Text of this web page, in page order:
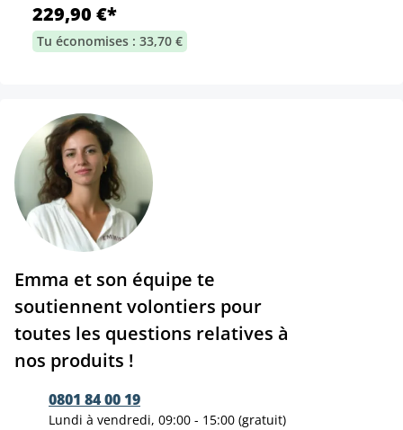
229,90 €*
Tu économises : 33,70 €
Emma et son équipe te
soutiennent volontiers pour
toutes les questions relatives à
nos produits !
0801 84 00 19
Lundi à vendredi, 09:00 - 15:00 (gratuit)